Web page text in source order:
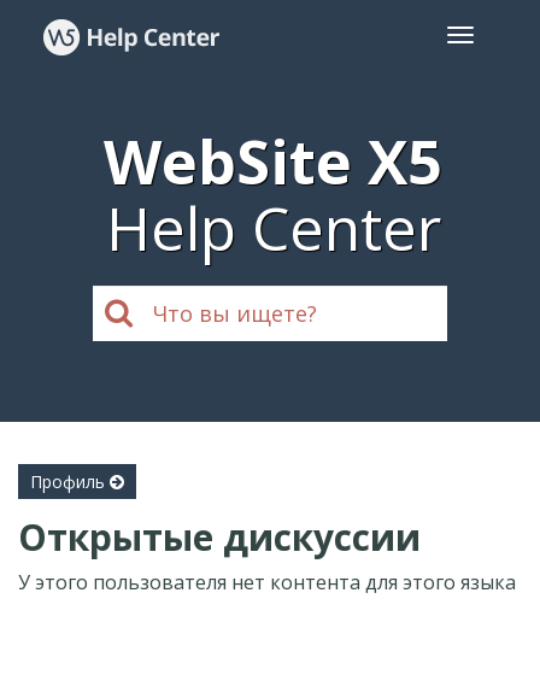
WebSite X5
Help Center
Профиль
Открытые дискуссии
У этого пользователя нет контента для этого языка